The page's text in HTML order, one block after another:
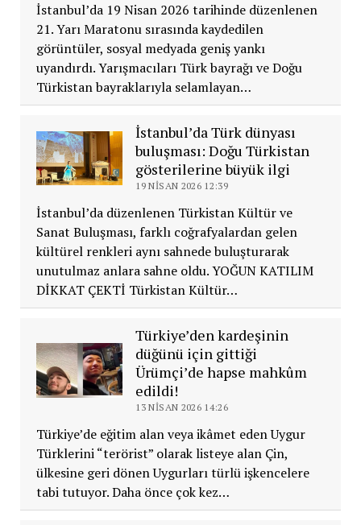
İstanbul’da 19 Nisan 2026 tarihinde düzenlenen
21. Yarı Maratonu sırasında kaydedilen
görüntüler, sosyal medyada geniş yankı
uyandırdı. Yarışmacıları Türk bayrağı ve Doğu
Türkistan bayraklarıyla selamlayan…
İstanbul’da Türk dünyası
buluşması: Doğu Türkistan
gösterilerine büyük ilgi
19 NISAN 2026 12:39
İstanbul’da düzenlenen Türkistan Kültür ve
Sanat Buluşması, farklı coğrafyalardan gelen
kültürel renkleri aynı sahnede buluşturarak
unutulmaz anlara sahne oldu. YOĞUN KATILIM
DİKKAT ÇEKTİ Türkistan Kültür…
Türkiye’den kardeşinin
düğünü için gittiği
Ürümçi’de hapse mahkûm
edildi!
13 NISAN 2026 14:26
Türkiye’de eğitim alan veya ikâmet eden Uygur
Türklerini “terörist” olarak listeye alan Çin,
ülkesine geri dönen Uygurları türlü işkencelere
tabi tutuyor. Daha önce çok kez…